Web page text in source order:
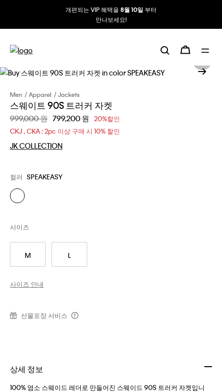
개편되는 VIP 혜택을 8월 10일 부터
만나보세요!
Men Apparel Jackets
스웨이트 90S 트러커 자켓
할인 전 가격
999,000 원 할인된 가격
799,200 원
20%할인
CKJ , CKA : 2pc 이상 구매 시 10% 할인
JK COLLECTION
컬러 SPEAKEASY
M L
사이즈
사이즈 안내
선물포장 서비스
상세 정보
100% 염소 스웨이드 레더로 만들어진 스웨이드 90S 트러커 자켓입니